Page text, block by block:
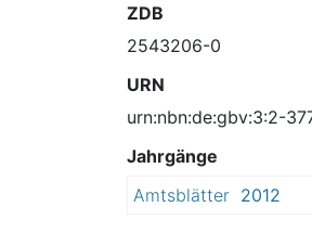
ZDB
2543206-0
URN
urn:nbn:de:gbv:3:2-
Jahrgänge
Amtsblätter 2012